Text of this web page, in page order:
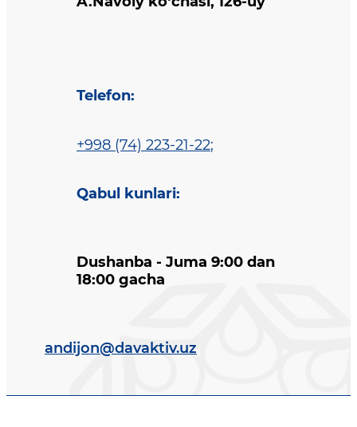
Telefon:
+998 (74) 223-21-22;
Qabul kunlari:
Dushanba - Juma 9:00 dan
18:00 gacha
andijon@davaktiv.uz